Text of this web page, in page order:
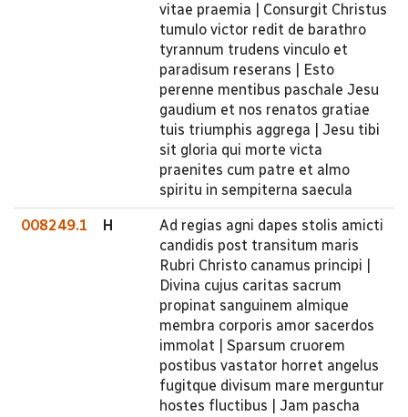
vitae praemia | Consurgit Christus
tumulo victor redit de barathro
tyrannum trudens vinculo et
paradisum reserans | Esto
perenne mentibus paschale Jesu
gaudium et nos renatos gratiae
tuis triumphis aggrega | Jesu tibi
sit gloria qui morte victa
praenites cum patre et almo
spiritu in sempiterna saecula
008249.1 H
Ad regias agni dapes stolis amicti
candidis post transitum maris
Rubri Christo canamus principi |
Divina cujus caritas sacrum
propinat sanguinem almique
membra corporis amor sacerdos
immolat | Sparsum cruorem
postibus vastator horret angelus
fugitque divisum mare merguntur
hostes fluctibus | Jam pascha